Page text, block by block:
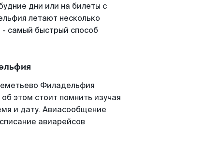
дни или на билеты с
летают несколько
- самый быстрый способ
Филадельфия
этом стоит помнить изучая
и дату. Авиасообщение
авиарейсов